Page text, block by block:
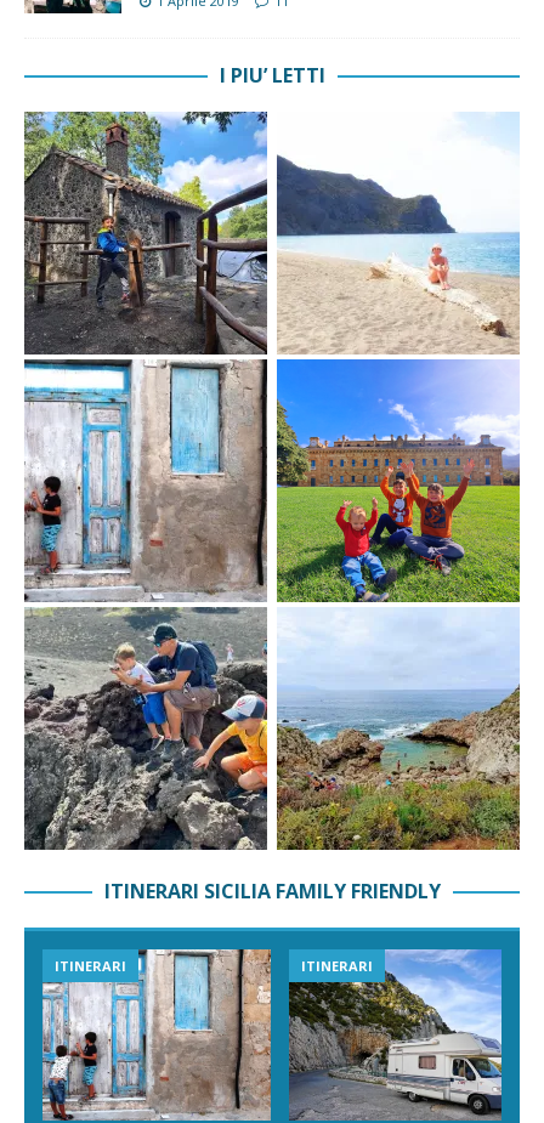
I PIU’ LETTI
ITINERARI SICILIA FAMILY FRIENDLY
ITINERARI ITINERARI